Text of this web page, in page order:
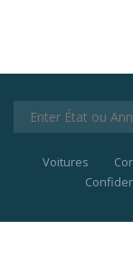
Voitures